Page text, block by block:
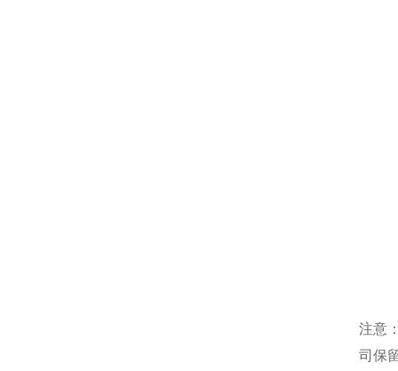
注意
司保